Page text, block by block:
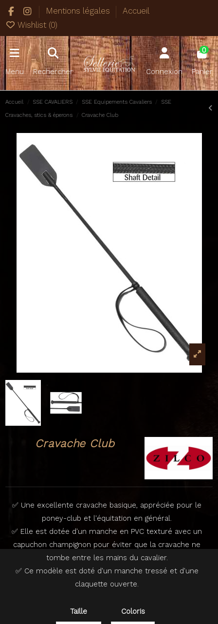
Mentions légales
Accueil
Wishlist (0)
Menu Rechercher Connexion
0
Panier
Accueil SSE CAVALIERS SSE Equipements Cavaliers SSE
Cravaches, stics & éperons Cravache Club
Cravache Club
✅ Une excellente cravache basique, appréciée pour le
poney-club et l'équitation en général.
✅ Elle est dotée d'un manche en PVC texturé avec un
capuchon champignon pour éviter que la cravache ne
tombe entre les mains du cavalier.
✅ Ce modèle est doté d'un manche tressé et d'une
claquette ouverte.
Taille Coloris